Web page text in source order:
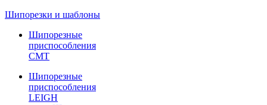
Шипорезки и шаблоны
Шипорезные
приспособления
CMT
Шипорезные
приспособления
LEIGH